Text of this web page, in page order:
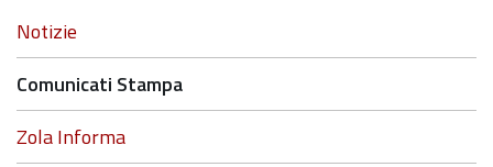
Navigazione
Notizie
Comunicati Stampa
Zola Informa